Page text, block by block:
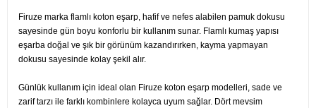
Firuze marka flamlı koton eşarp, hafif ve nefes alabilen pamuk dokusu
sayesinde gün boyu konforlu bir kullanım sunar. Flamlı kumaş yapısı
eşarba doğal ve şık bir görünüm kazandırırken, kayma yapmayan
dokusu sayesinde kolay şekil alır.
Günlük kullanım için ideal olan Firuze koton eşarp modelleri, sade ve
zarif tarzı ile farklı kombinlere kolayca uyum sağlar. Dört mevsim